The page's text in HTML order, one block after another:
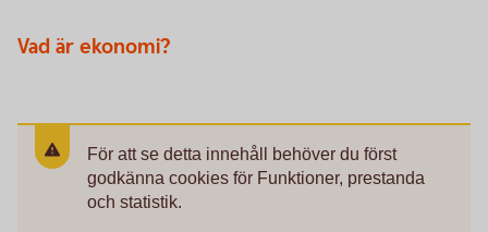
Vad är ekonomi?
För att se detta innehåll behöver du först
godkänna cookies för Funktioner, prestanda
och statistik.